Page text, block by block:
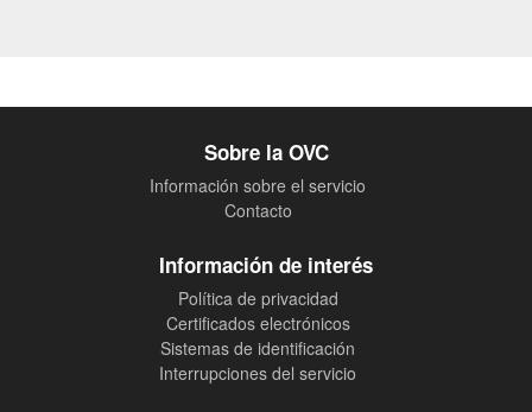
Sobre la OVC
Información sobre el servicio
Contacto
Información de interés
Política de privacidad
Certificados electrónicos
Sistemas de identificación
Interrupciones del servicio